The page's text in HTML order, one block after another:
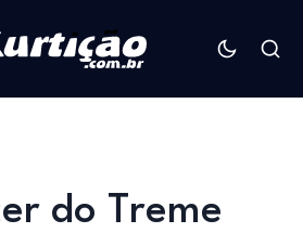
do Treme